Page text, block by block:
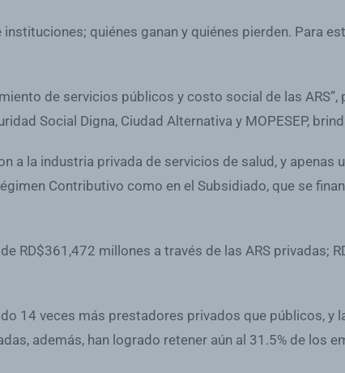
quiénes ganan y quiénes pierden. Para
de servicios públicos y costo social de las ARS”,
Social Digna, Ciudad Alternativa y MOPESEP,
a la industria privada de servicios de salud, y apenas
Contributivo como en el Subsidiado, que se
millones a través de las ARS privadas;
14 veces más prestadores privados que públicos, y
además, han logrado retener aún al 31.5% de los